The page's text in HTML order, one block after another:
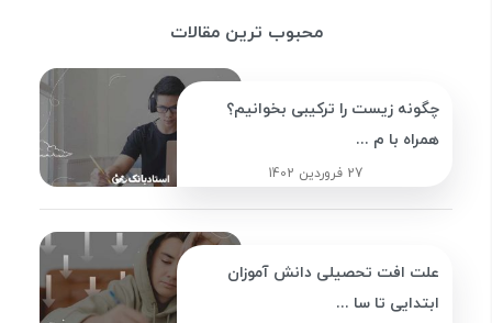
محبوب ترین مقالات
چگونه زیست را ترکیبی بخوانیم؟
همراه با م ...
27 فروردین 1402
علت افت تحصیلی دانش آموزان
ابتدایی تا سا ...